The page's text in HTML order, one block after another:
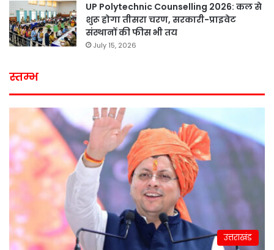
UP Polytechnic Counselling 2026: कल से
शुरू होगा तीसरा चरण, सरकारी-प्राइवेट
संस्थानों की फीस भी तय
July 15, 2026
स्तम्भ
उत्तराखंड